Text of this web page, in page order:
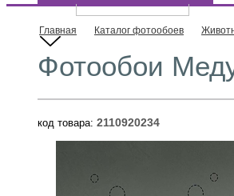
Главная Каталог фотообоев
Фотообои
код товара: 2110920234